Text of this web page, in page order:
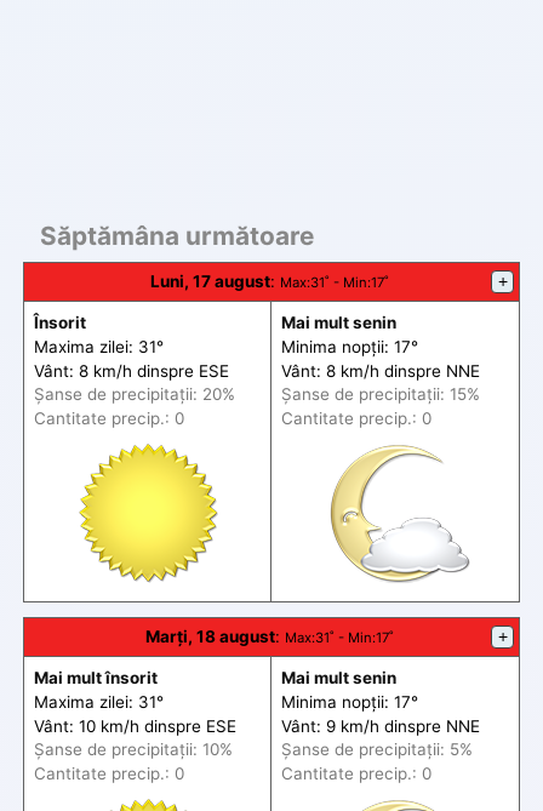
Săptămâna următoare
Luni, 17 august: Max:31˚ - Min:17˚ +
Însorit
Maxima zilei: 31°
Vânt: 8 km/h dinspre ESE
Șanse de precipitații: 20%
Cantitate precip.: 0
Mai mult senin
Minima nopții: 17°
Vânt: 8 km/h dinspre NNE
Șanse de precipitații: 15%
Cantitate precip.: 0
Marți, 18 august: Max:31˚ - Min:17˚ +
Mai mult însorit
Maxima zilei: 31°
Vânt: 10 km/h dinspre ESE
Șanse de precipitații: 10%
Cantitate precip.: 0
Mai mult senin
Minima nopții: 17°
Vânt: 9 km/h dinspre NNE
Șanse de precipitații: 5%
Cantitate precip.: 0